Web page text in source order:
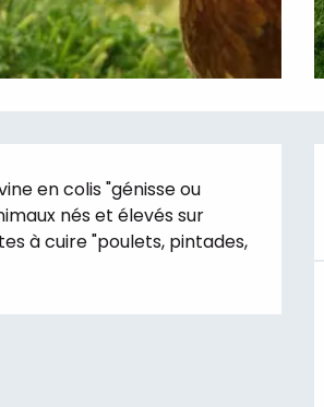
en colis "génisse ou
nés et élevés sur
à cuire "poulets, pintades,